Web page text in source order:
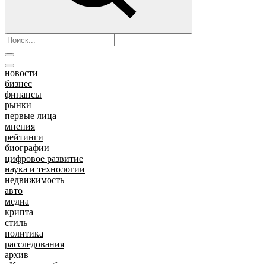
новости
бизнес
финансы
рынки
первые лица
мнения
рейтинги
биографии
цифровое развитие
наука и технологии
недвижимость
авто
медиа
крипта
стиль
политика
расследования
архив